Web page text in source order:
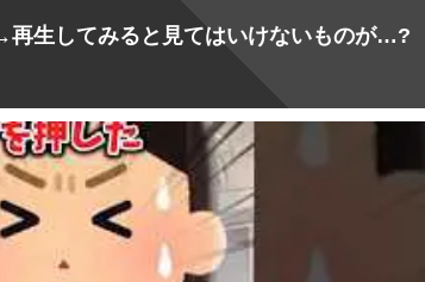
生してみると見てはいけないものが…?